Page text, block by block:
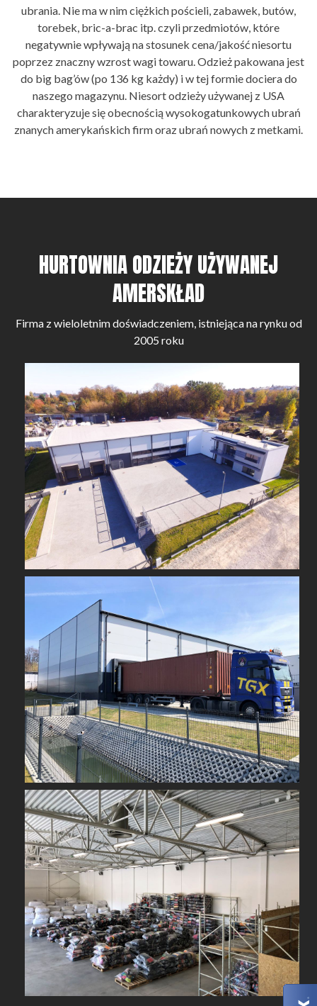
ubrania. Nie ma w nim ciężkich pościeli, zabawek, butów,
torebek, bric-a-brac itp. czyli przedmiotów, które
negatywnie wpływają na stosunek cena/jakość niesortu
poprzez znaczny wzrost wagi towaru. Odzież pakowana jest
do big bag’ów (po 136 kg każdy) i w tej formie dociera do
naszego magazynu. Niesort odzieży używanej z USA
charakteryzuje się obecnością wysokogatunkowych ubrań
znanych amerykańskich firm oraz ubrań nowych z metkami.
HURTOWNIA ODZIEŻY UŻYWANEJ
AMERSKŁAD
Firma z wieloletnim doświadczeniem, istniejąca na rynku od
2005 roku